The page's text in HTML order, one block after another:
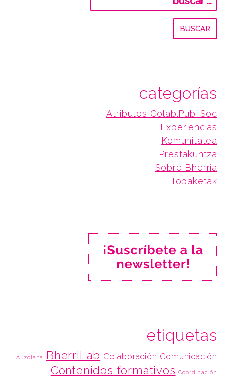
categorías
Atributos Colab.Pub-Soc
Experiencias
Komunitatea
Prestakuntza
Sobre Bherria
Topaketak
etiquetas
Auzolana BherriLab Colaboración Comunicación
Contenidos formativos Coordinación